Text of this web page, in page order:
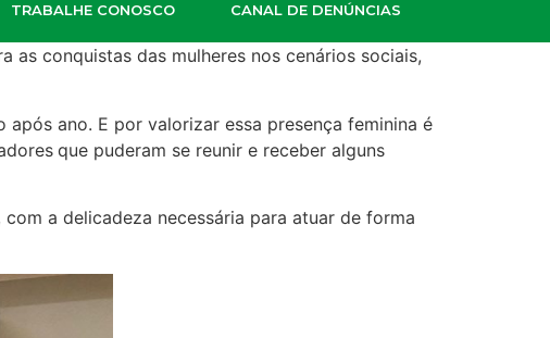
TRABALHE CONOSCO CANAL DE DENÚNCIAS
as conquistas das mulheres nos cenários sociais,
ano. E por valorizar essa presença feminina é
que puderam se reunir e receber alguns
a delicadeza necessária para atuar de forma